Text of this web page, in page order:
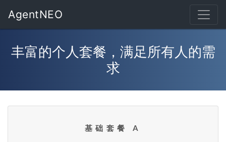
AgentNEO
丰富的个人套餐，满足所有人的需
求
基础套餐 A